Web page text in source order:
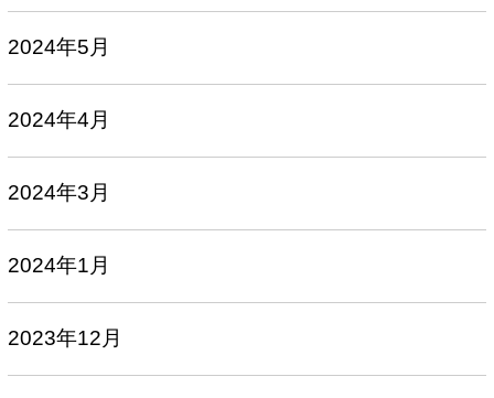
2024年5月
2024年4月
2024年3月
2024年1月
2023年12月